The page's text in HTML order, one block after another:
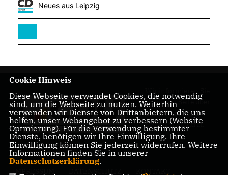
Neues aus Leipzig
Wir informieren Sie
auf dieser Seite über
unsere Arbeit im
Leipziger Stadtrat.
IMPRESSUM KONTAKT
Cookie Hinweis
Diese Webseite verwendet Cookies, die notwendig
sind, um die Webseite zu nutzen. Weiterhin
verwenden wir Dienste von Drittanbietern, die uns
helfen, unser Webangebot zu verbessern (Website-
Optmierung). Für die Verwendung bestimmter
Dienste, benötigen wir Ihre Einwilligung. Ihre
Einwilligung können Sie jederzeit widerrufen. Weitere
Informationen finden Sie in unserer
Datenschutzerklärung.